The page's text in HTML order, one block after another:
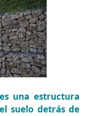
una estructura
suelo detrás de